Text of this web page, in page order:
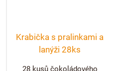
Krabička s pralinkami a
lanýži 28ks
28 kusů čokoládového